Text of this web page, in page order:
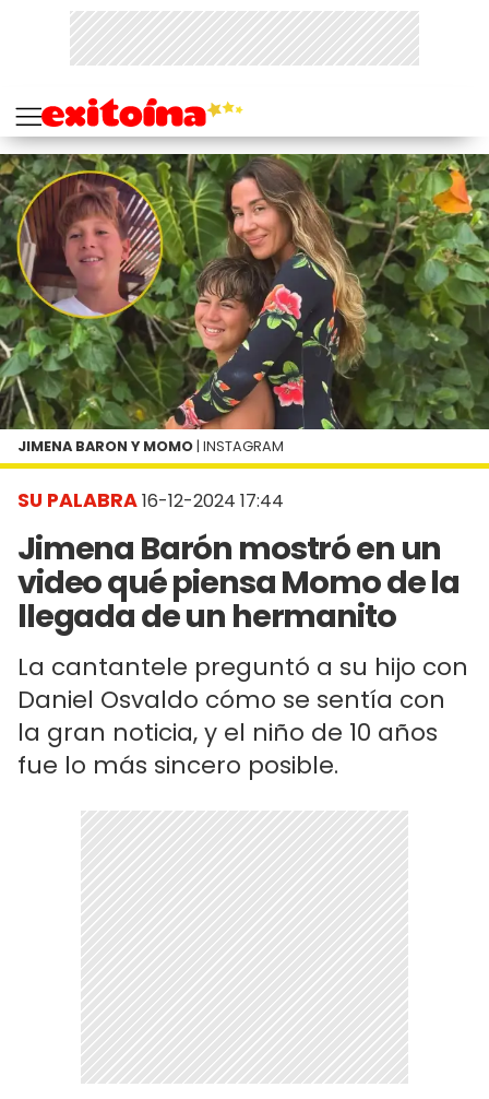
SU PALABRA16-12-2024 17:44
Jimena Barón mostró en un
video qué piensa Momo de la
llegada de un hermanito
La cantantele preguntó a su hijo con
Daniel Osvaldo cómo se sentía con
la gran noticia, y el niño de 10 años
fue lo más sincero posible.
JIMENA BARON Y MOMO | INSTAGRAM